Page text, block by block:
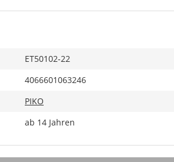
ET50102-22
4066601063246
PIKO
ab 14 Jahren